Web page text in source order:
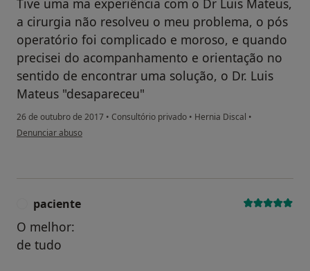
Tive uma ma experiência com o Dr Luis Mateus,
a cirurgia não resolveu o meu problema, o pós
operatório foi complicado e moroso, e quando
precisei do acompanhamento e orientação no
sentido de encontrar uma solução, o Dr. Luis
Mateus "desapareceu"
26 de outubro de 2017 • Consultório privado • Hernia Discal •
na opinião do utilizador Conta eliminada
Denunciar abuso
paciente
O melhor:
de tudo